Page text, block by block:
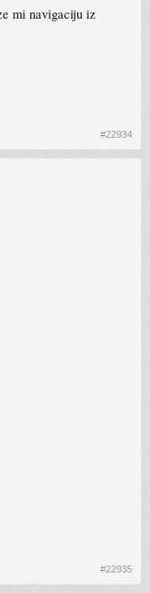
mi navigaciju iz
#22934
#22935